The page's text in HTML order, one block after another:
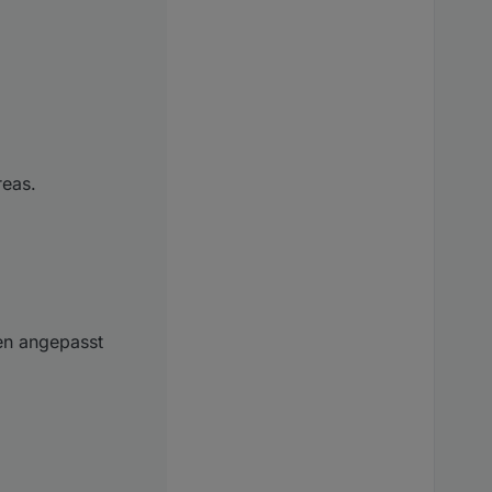
angepasst werden:
angepasst